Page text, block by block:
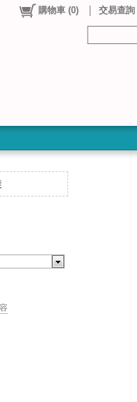
購物車 (0) 交易查詢